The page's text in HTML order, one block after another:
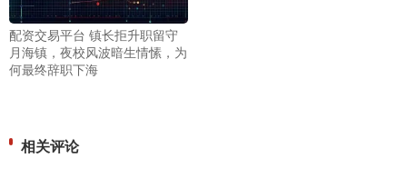
配资交易平台 镇长拒升职留守
月海镇，夜校风波暗生情愫，为
何最终辞职下海
相关评论